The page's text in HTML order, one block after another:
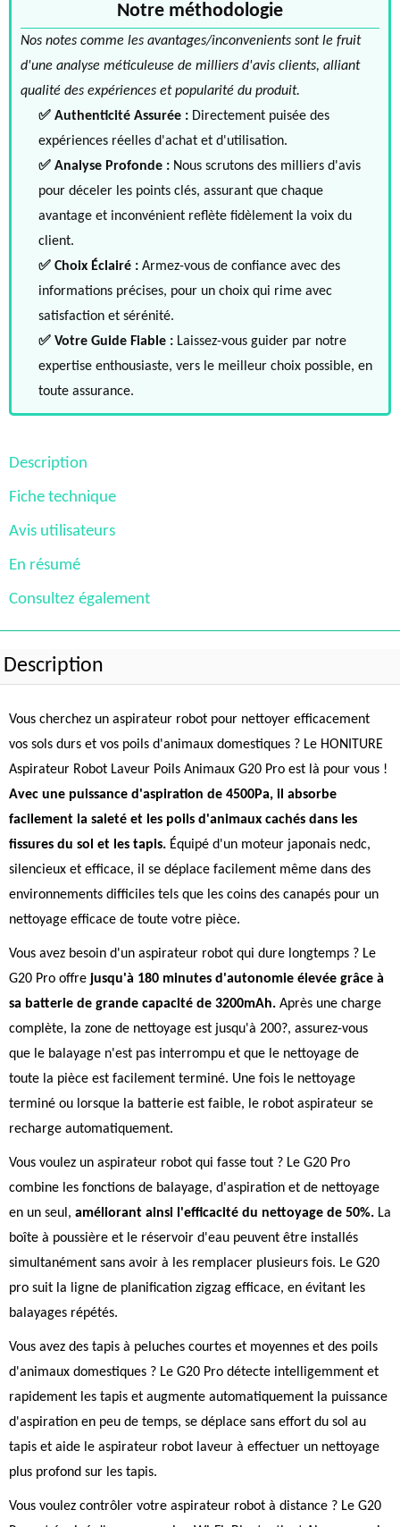
Notre méthodologie
Nos notes comme les avantages/inconvenients sont le fruit
d'une analyse méticuleuse de milliers d'avis clients, alliant
qualité des expériences et popularité du produit.
✅ Authenticité Assurée : Directement puisée des
expériences réelles d'achat et d'utilisation.
✅ Analyse Profonde : Nous scrutons des milliers d'avis
pour déceler les points clés, assurant que chaque
avantage et inconvénient reflète fidèlement la voix du
client.
✅ Choix Éclairé : Armez-vous de confiance avec des
informations précises, pour un choix qui rime avec
satisfaction et sérénité.
✅ Votre Guide Fiable : Laissez-vous guider par notre
expertise enthousiaste, vers le meilleur choix possible, en
toute assurance.
Description
Fiche technique
Avis utilisateurs
En résumé
Consultez également
Description
Vous cherchez un aspirateur robot pour nettoyer efficacement
vos sols durs et vos poils d'animaux domestiques ? Le HONITURE
Aspirateur Robot Laveur Poils Animaux G20 Pro est là pour vous !
Avec une puissance d'aspiration de 4500Pa, il absorbe
facilement la saleté et les poils d'animaux cachés dans les
fissures du sol et les tapis. Équipé d'un moteur japonais nedc,
silencieux et efficace, il se déplace facilement même dans des
environnements difficiles tels que les coins des canapés pour un
nettoyage efficace de toute votre pièce.
Vous avez besoin d'un aspirateur robot qui dure longtemps ? Le
G20 Pro offre jusqu'à 180 minutes d'autonomie élevée grâce à
sa batterie de grande capacité de 3200mAh. Après une charge
complète, la zone de nettoyage est jusqu'à 200?, assurez-vous
que le balayage n'est pas interrompu et que le nettoyage de
toute la pièce est facilement terminé. Une fois le nettoyage
terminé ou lorsque la batterie est faible, le robot aspirateur se
recharge automatiquement.
Vous voulez un aspirateur robot qui fasse tout ? Le G20 Pro
combine les fonctions de balayage, d'aspiration et de nettoyage
en un seul, améliorant ainsi l'efficacité du nettoyage de 50%. La
boîte à poussière et le réservoir d'eau peuvent être installés
simultanément sans avoir à les remplacer plusieurs fois. Le G20
pro suit la ligne de planification zigzag efficace, en évitant les
balayages répétés.
Vous avez des tapis à peluches courtes et moyennes et des poils
d'animaux domestiques ? Le G20 Pro détecte intelligemment et
rapidement les tapis et augmente automatiquement la puissance
d'aspiration en peu de temps, se déplace sans effort du sol au
tapis et aide le aspirateur robot laveur à effectuer un nettoyage
plus profond sur les tapis.
Vous voulez contrôler votre aspirateur robot à distance ? Le G20